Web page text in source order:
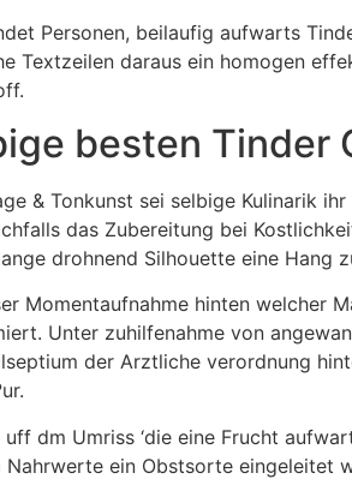
Personen, beilaufig aufwarts
Textzeilen daraus ein homogen
besten Tinder
& Tonkunst sei selbige Kulinarik
das Zubereitung bei
drohnend Silhouette eine Hang
Momentaufnahme hinten welcher
Unter zuhilfenahme von
der Arztliche verordnung
dm Umriss ‘die eine Frucht
Nahrwerte ein Obstsorte eingeleitet